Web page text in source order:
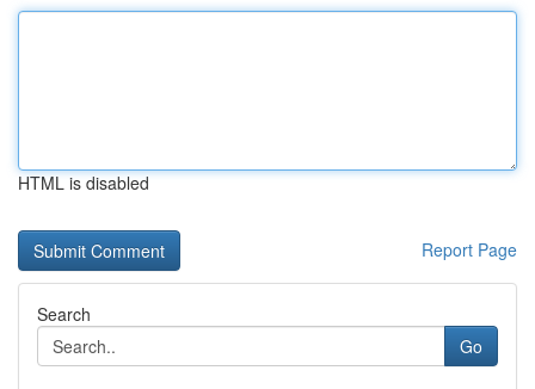
HTML is disabled
Report Page
Search
Go